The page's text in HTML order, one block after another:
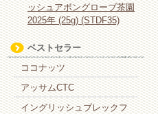
ッシュアボングローブ茶園
2025年 (25g) (STDF35)
ベストセラー
ココナッツ
アッサムCTC
イングリッシュブレックフ